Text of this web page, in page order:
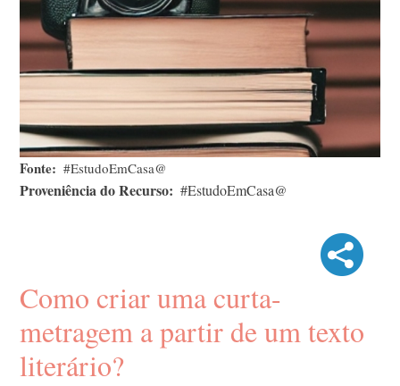
Fonte #EstudoEmCasa@
Proveniência do Recurso #EstudoEmCasa@
Como criar uma curta-
metragem a partir de um texto
literário?